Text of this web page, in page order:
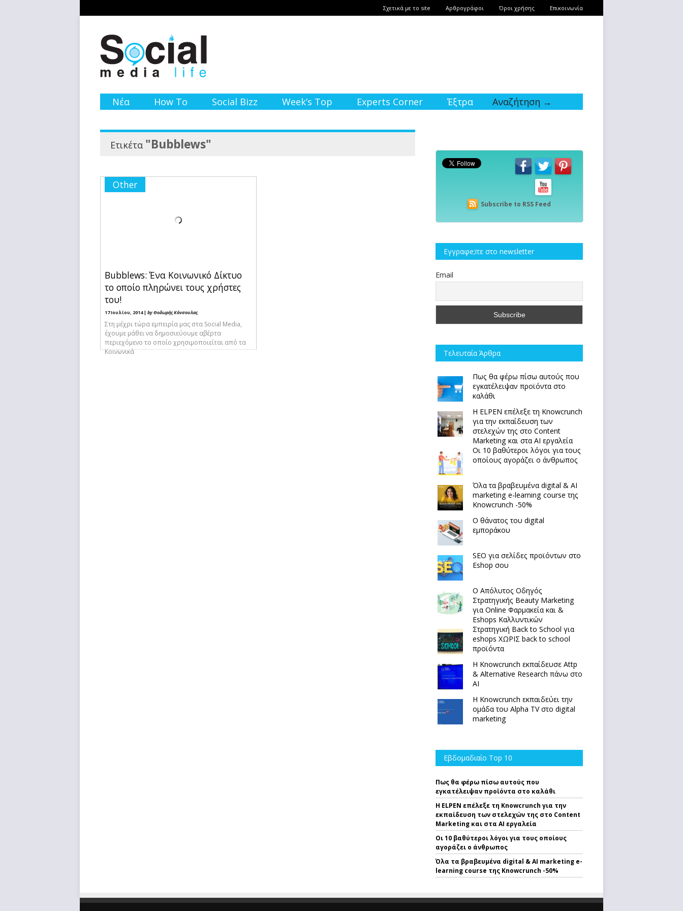
Σχετικά με το site Αρθρογράφοι Όροι χρήσης Επικοινωνία
Νέα How To Social Bizz Week’s Top Experts Corner Έξτρα Αναζήτηση →
Ετικέτα "Bubblews"
Other
Bubblews: Ένα Κοινωνικό Δίκτυο
το οποίο πληρώνει τους χρήστες
του!
17 Ιουλίου, 2014 | by Θοδωρής Κόνσουλας
Στη μέχρι τώρα εμπειρία μας στα Social Media,
έχουμε μάθει να δημοσιεύουμε αβέρτα
περιεχόμενο το οποίο χρησιμοποιείται από τα
Κοινωνικά
Subscribe to RSS Feed
Εγγραφe;iτε στο newsletter
Email
Τελευταία Άρθρα
Πως θα φέρω πίσω αυτούς που
εγκατέλειψαν προϊόντα στο
καλάθι
Η ELPEN επέλεξε τη Knowcrunch
για την εκπαίδευση των
στελεχών της στο Content
Marketing και στα AI εργαλεία
Οι 10 βαθύτεροι λόγοι για τους
οποίους αγοράζει ο άνθρωπος
Όλα τα βραβευμένα digital & AI
marketing e-learning course της
Knowcrunch -50%
Ο θάνατος του digital
εμποράκου
SEO για σελίδες προϊόντων στο
Eshop σου
Ο Απόλυτoς Οδηγός
Στρατηγικής Beauty Marketing
για Online Φαρμακεία και &
Eshops Καλλυντικών
Στρατηγική Back to School για
eshops ΧΩΡΙΣ back to school
προϊόντα
Η Knowcrunch εκπαίδευσε Attp
& Alternative Research πάνω στο
ΑΙ
Η Knowcrunch εκπαιδεύει την
ομάδα του Alpha TV στο digital
marketing
Εβδομαδιαίο Top 10
Πως θα φέρω πίσω αυτούς που
εγκατέλειψαν προϊόντα στο καλάθι
Η ELPEN επέλεξε τη Knowcrunch για την
εκπαίδευση των στελεχών της στο Content
Marketing και στα AI εργαλεία
Οι 10 βαθύτεροι λόγοι για τους οποίους
αγοράζει ο άνθρωπος
Όλα τα βραβευμένα digital & AI marketing e-
learning course της Knowcrunch -50%